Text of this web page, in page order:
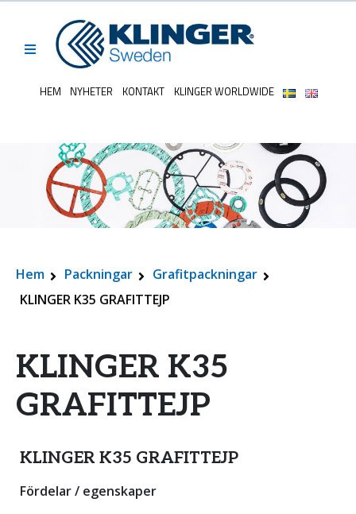
HEM NYHETER KONTAKT KLINGER WORLDWIDE
Hem Packningar
Grafitpackningar
KLINGER K35 GRAFITTEJP
KLINGER K35
GRAFITTEJP
KLINGER K35 GRAFITTEJP
Fördelar / egenskaper